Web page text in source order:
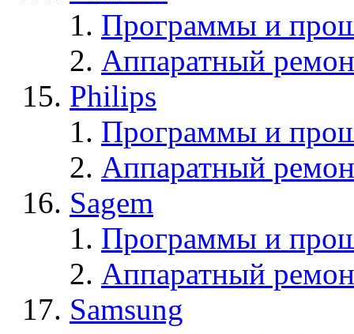
Программы и
Аппаратный
Philips
Программы и
Аппаратный
Sagem
Программы и
Аппаратный
Samsung